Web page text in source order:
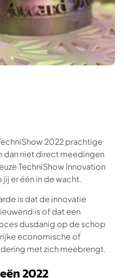
2022 prachtige
dan niet direct meedingen
TechniShow Innovation
er één in de wacht.
is dat de innovatie
is of dat een
dusdanig op de schop
economische of
met zich meebrengt.
2022